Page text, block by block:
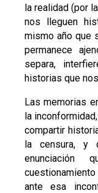
la realidad (por
nos lleguen
mismo año que
permanece
separa,
historias que
Las memorias
la
compartir
la censura, y
enunciación
ante esa